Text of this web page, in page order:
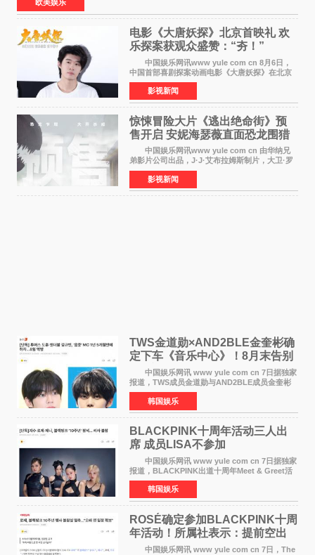
欧美娱乐
电影《大唐妖探》北京首映礼 欢
乐探案获观众盛赞：“夯！”
中国娱乐网讯www yule com cn 8月6日，
中国首部喜剧探案动画电影《大唐妖探》在北京
举办电影首映礼。导演程腾、联合导演黄珉、总
制片人曹紫建、制片人李莹莹，配音导演张喆，
对白指导程寅，领
影视新闻
惊悚冒险大片《逃出绝命街》预
售开启 安妮海瑟薇直面恐龙围猎
中国娱乐网讯www yule com cn 由华纳兄
弟影片公司出品，J·J·艾布拉姆斯制片，大卫·罗
伯特·米切尔执导，好莱坞巨星安妮·海瑟薇和伊万
·麦克格雷格领衔主演的2026暑期惊悚冒险大片
《逃出绝
影视新闻
TWS金道勋×AND2BLE金奎彬确
定下车《音乐中心》！8月末告别
MC席位
中国娱乐网讯 www yule com cn 7日据独家
报道，TWS成员金道勋与AND2BLE成员金奎彬
将于8月离开《音乐中心》MC的位置。 金道
勋与金奎彬于去年3月与H2H A-NA一起被选为
《音乐中心》MC，约1
韩国娱乐
BLACKPINK十周年活动三人出
席 成员LISA不参加
中国娱乐网讯 www yule com cn 7日据独家
报道，BLACKPINK出道十周年Meet & Greet活
动将由智秀、ROS&Eacute;、JENNIE出席，
LISA将缺席。 此前BLACKPINK所属社YG并
未为组合出道十周年做
韩国娱乐
ROSÉ确定参加BLACKPINK十周
年活动！所属社表示：提前空出
了时间
中国娱乐网讯 www yule com cn 7日，The